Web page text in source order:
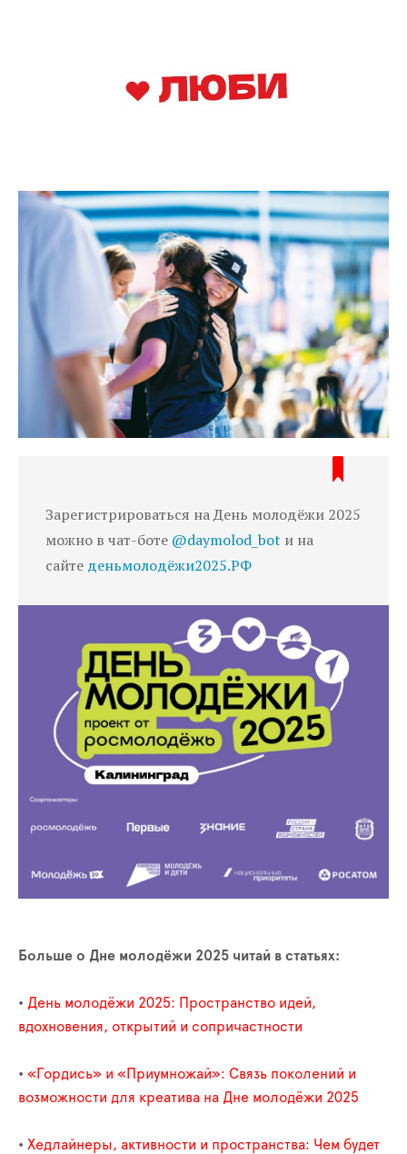
Зарегистрироваться на День молодёжи 2025
можно в чат-боте @daymolod_bot и на
сайте деньмолодёжи2025.РФ
Больше о Дне молодёжи 2025 читай в статьях:
• День молодёжи 2025: Пространство идей,
вдохновения, открытий и сопричастности
• «Гордись» и «Приумножай»: Связь поколений и
возможности для креатива на Дне молодёжи 2025
• Хедлайнеры, активности и пространства: Чем будет